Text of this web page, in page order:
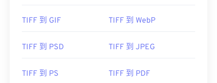
其他程序（例如 ColorStrokes、GNU 图像处理程序 (
开和处理 TIFF 文件。
开发者： Aldus Corporation，现为 Adob​​e Inc.
TIFF 到 GIF TIFF 到 WebP
TIFF 到 PSD TIFF 到 JPEG
TIFF 到 PS TIFF 到 PDF